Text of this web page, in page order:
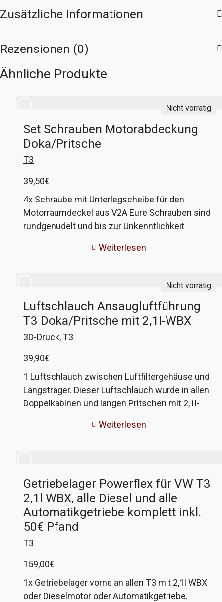
Zusätzliche Informationen
Rezensionen (0)
Ähnliche Produkte
Nicht vorrätig
Set Schrauben Motorabdeckung
Doka/Pritsche
T3
39,50€
4x Schraube mit Unterlegscheibe für den
Motorraumdeckel aus V2A Eure Schrauben sind
rundgenudelt und bis zur Unkenntlichkeit
Dann kann euch hiermit geholfen werden! Diese
100% dem Original, ausser das sie nicht rosten.
Weiterlesen
Nicht vorrätig
Luftschlauch Ansaugluftführung
T3 Doka/Pritsche mit 2,1l-WBX
3D-Druck,T3
39,90€
1 Luftschlauch zwischen Luftfiltergehäuse und
Längsträger. Dieser Luftschlauch wurde in allen
Doppelkabinen und langen Pritschen mit 2,1l-
mit dem originalen Ansaugpunkt im Längsträger.
habe ich die Endstücke als 3D-Druck produziert
und diese mit Heissluftschlauch in Ø63mm
verbunden. Somit wurde der originale
Durchmesser und die Steckbarkeit am
für die Befestigung am Längsträger liegt auch
bei. Die roten Anschlüsse sind nur zur besseren
Darstellung, ihr bekommt schwarze. Ihr wollt
rot? Kurze Notiz in die Bestellung! VW-
Weiterlesen
Getriebelager Powerflex für VW T3
2,1l WBX, alle Diesel und alle
Automatikgetriebe komplett inkl.
50€ Pfand
T3
159,00€
1x Getriebelager vorne an allen T3 mit 2,1l WBX
oder Dieselmotor oder Automatikgetriebe.